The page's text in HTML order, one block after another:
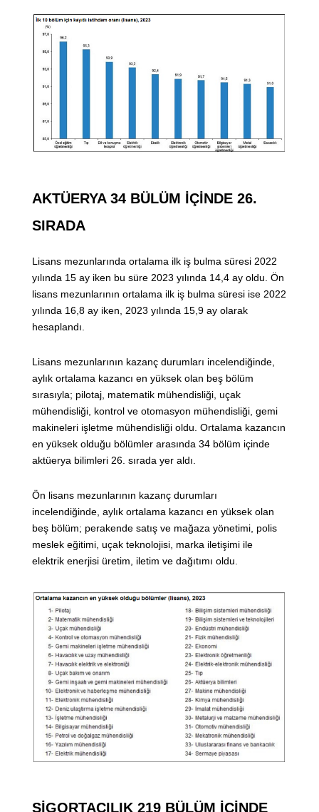
AKTÜERYA 34 BÜLÜM İÇİNDE 26.
SIRADA
Lisans mezunlarında ortalama ilk iş bulma süresi 2022
yılında 15 ay iken bu süre 2023 yılında 14,4 ay oldu. Ön
lisans mezunlarının ortalama ilk iş bulma süresi ise 2022
yılında 16,8 ay iken, 2023 yılında 15,9 ay olarak
hesaplandı.
Lisans mezunlarının kazanç durumları incelendiğinde,
aylık ortalama kazancı en yüksek olan beş bölüm
sırasıyla; pilotaj, matematik mühendisliği, uçak
mühendisliği, kontrol ve otomasyon mühendisliği, gemi
makineleri işletme mühendisliği oldu. Ortalama kazancın
en yüksek olduğu bölümler arasında 34 bölüm içinde
aktüerya bilimleri 26. sırada yer aldı.
Ön lisans mezunlarının kazanç durumları
incelendiğinde, aylık ortalama kazancı en yüksek olan
beş bölüm; perakende satış ve mağaza yönetimi, polis
meslek eğitimi, uçak teknolojisi, marka iletişimi ile
elektrik enerjisi üretim, iletim ve dağıtımı oldu.
SİGORTACILIK 219 BÜLÜM İÇİNDE